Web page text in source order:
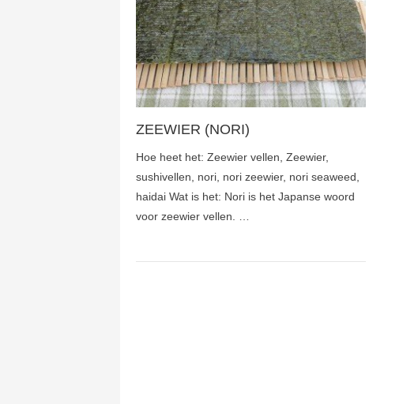
ZEEWIER (NORI)
Hoe heet het: Zeewier vellen, Zeewier,
sushivellen, nori, nori zeewier, nori seaweed,
haidai Wat is het: Nori is het Japanse woord
voor zeewier vellen. …